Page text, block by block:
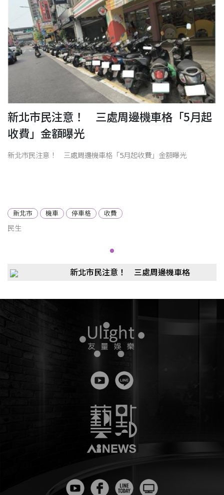
新北市民注意！ 三處周邊機車格「5月起
收費」金額曝光
新北市民注意！ 三處周邊機車格「5月起收費」金額曝光
新北市 機車 停車格 收費
民生
新北市民注意！ 三處周邊機車格